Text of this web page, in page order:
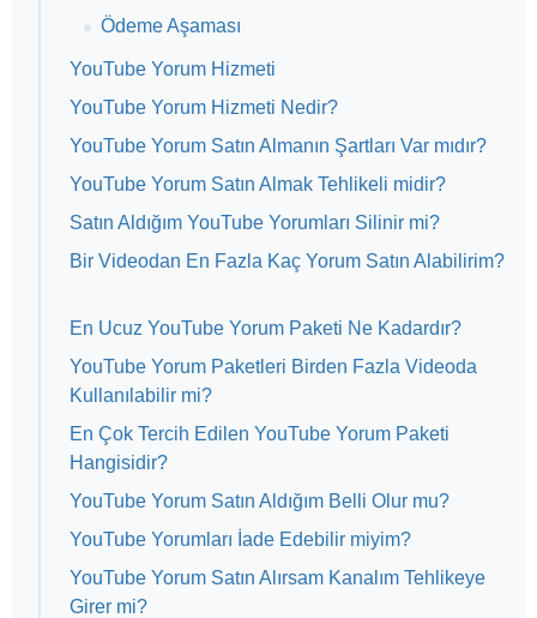
Ödeme Aşaması
YouTube Yorum Hizmeti
YouTube Yorum Hizmeti Nedir?
YouTube Yorum Satın Almanın Şartları Var mıdır?
YouTube Yorum Satın Almak Tehlikeli midir?
Satın Aldığım YouTube Yorumları Silinir mi?
Bir Videodan En Fazla Kaç Yorum Satın Alabilirim?
En Ucuz YouTube Yorum Paketi Ne Kadardır?
YouTube Yorum Paketleri Birden Fazla Videoda
Kullanılabilir mi?
En Çok Tercih Edilen YouTube Yorum Paketi
Hangisidir?
YouTube Yorum Satın Aldığım Belli Olur mu?
YouTube Yorumları İade Edebilir miyim?
YouTube Yorum Satın Alırsam Kanalım Tehlikeye
Girer mi?